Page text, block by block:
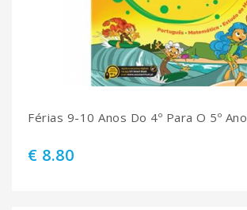
Férias 9-10 Anos Do 4º Para O 5º Ano
€ 8.80